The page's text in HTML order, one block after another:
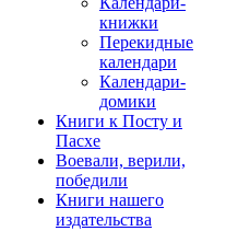
книжки
Перекидные
календари
Календари-
домики
Книги к Посту и
Пасхе
Воевали, верили,
победили
Книги нашего
издательства